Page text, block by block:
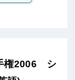
権2006 シ